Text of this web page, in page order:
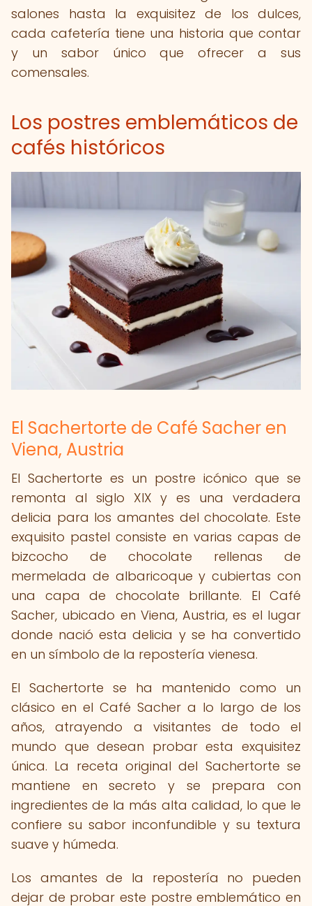
salones hasta la exquisitez de los dulces,
cada cafetería tiene una historia que contar
y un sabor único que ofrecer a sus
comensales.
Los postres emblemáticos de
cafés históricos
El Sachertorte de Café Sacher en
Viena, Austria
El Sachertorte es un postre icónico que se
remonta al siglo XIX y es una verdadera
delicia para los amantes del chocolate. Este
exquisito pastel consiste en varias capas de
bizcocho de chocolate rellenas de
mermelada de albaricoque y cubiertas con
una capa de chocolate brillante. El Café
Sacher, ubicado en Viena, Austria, es el lugar
donde nació esta delicia y se ha convertido
en un símbolo de la repostería vienesa.
El Sachertorte se ha mantenido como un
clásico en el Café Sacher a lo largo de los
años, atrayendo a visitantes de todo el
mundo que desean probar esta exquisitez
única. La receta original del Sachertorte se
mantiene en secreto y se prepara con
ingredientes de la más alta calidad, lo que le
confiere su sabor inconfundible y su textura
suave y húmeda.
Los amantes de la repostería no pueden
dejar de probar este postre emblemático en